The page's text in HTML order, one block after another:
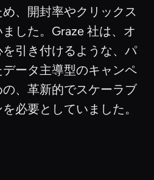
、開封率やクリックス
した。Graze 社は、オ
引き付けるような、パ
ータ主導型のキャンペ
、革新的でスケーラブ
必要としていました。